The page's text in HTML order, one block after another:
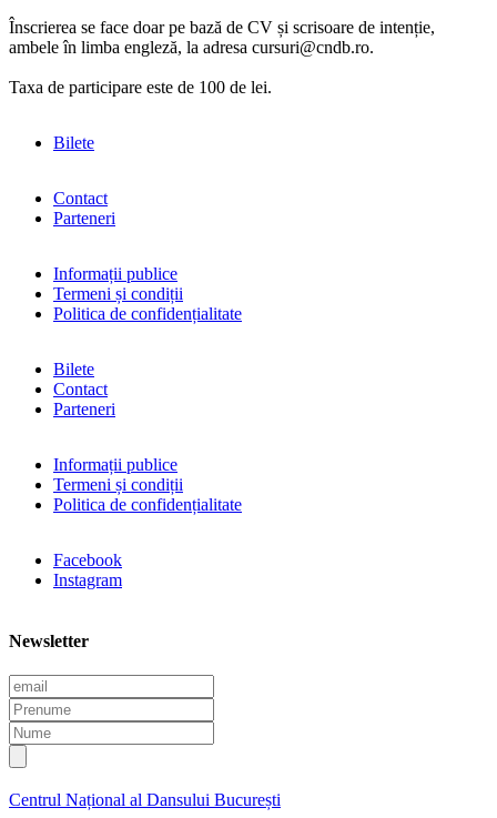
Înscrierea se face doar pe bază de CV și scrisoare de intenție,
ambele în limba engleză, la adresa cursuri@cndb.ro.
Taxa de participare este de 100 de lei.
Bilete
Contact
Parteneri
Informații publice
Termeni și condiții
Politica de confidențialitate
Bilete
Contact
Parteneri
Informații publice
Termeni și condiții
Politica de confidențialitate
Facebook
Instagram
Newsletter
E
m
a
i
l
P
r
e
n
m
N
u
m
e
Centrul Național al Dansului București